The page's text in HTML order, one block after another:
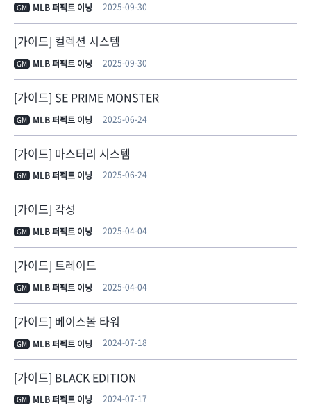
GM MLB 퍼펙트 이닝 2025-09-30
[가이드] 컬렉션 시스템
GM MLB 퍼펙트 이닝 2025-09-30
[가이드] SE PRIME MONSTER
GM MLB 퍼펙트 이닝 2025-06-24
[가이드] 마스터리 시스템
GM MLB 퍼펙트 이닝 2025-06-24
[가이드] 각성
GM MLB 퍼펙트 이닝 2025-04-04
[가이드] 트레이드
GM MLB 퍼펙트 이닝 2025-04-04
[가이드] 베이스볼 타워
GM MLB 퍼펙트 이닝 2024-07-18
[가이드] BLACK EDITION
GM MLB 퍼펙트 이닝 2024-07-17